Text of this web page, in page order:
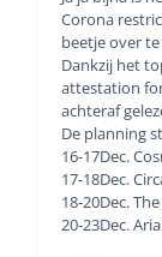
Corona
beetje over
Dankzij het
attestation
achteraf
De planning
16-17Dec.
17-18Dec.
18-20Dec.
20-23Dec.